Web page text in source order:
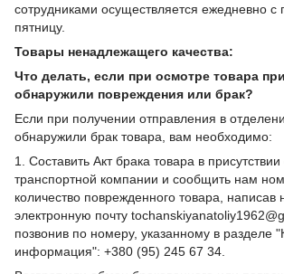
сотрудниками осуществляется ежедневно с
пятницу.
Товары ненадлежащего качества:
Что делать, если при осмотре товара
обнаружили повреждения или брак?
Если при получении отправления в
обнаружили брак товара, вам необходимо:
1. Составить Акт брака товара в присутствии
транспортной компании и сообщить нам
количество поврежденного товара, написав
электронную почту
позвонив по номеру, указанному в разделе
информация": +380 (95) 245 67 34.